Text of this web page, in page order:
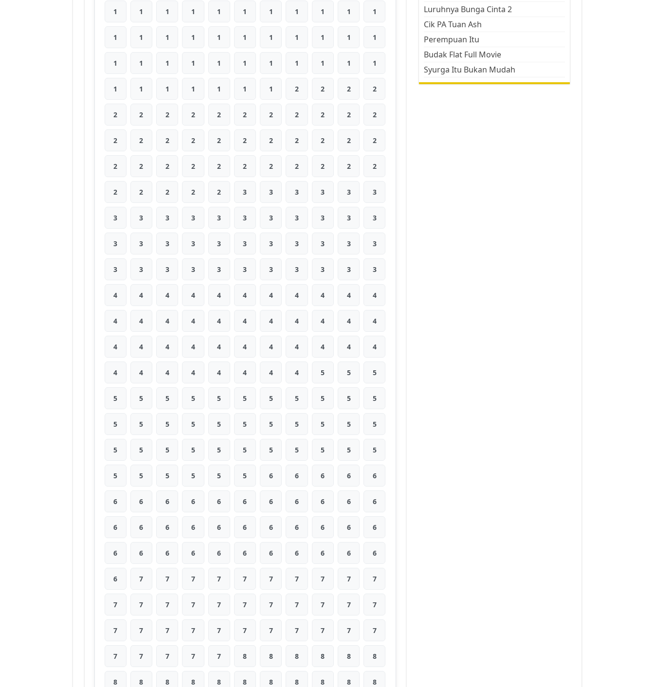
1 1 1 1 1 1 1 1 1 1 1
1 1 1 1 1 1 1 1 1 1 1
1 1 1 1 1 1 1 1 1 1 1
1 1 1 1 1 1 1 2 2 2 2
2 2 2 2 2 2 2 2 2 2 2
2 2 2 2 2 2 2 2 2 2 2
2 2 2 2 2 2 2 2 2 2 2
2 2 2 2 2 3 3 3 3 3 3
3 3 3 3 3 3 3 3 3 3 3
3 3 3 3 3 3 3 3 3 3 3
3 3 3 3 3 3 3 3 3 3 3
4 4 4 4 4 4 4 4 4 4 4
4 4 4 4 4 4 4 4 4 4 4
4 4 4 4 4 4 4 4 4 4 4
4 4 4 4 4 4 4 4 5 5 5
5 5 5 5 5 5 5 5 5 5 5
5 5 5 5 5 5 5 5 5 5 5
5 5 5 5 5 5 5 5 5 5 5
5 5 5 5 5 5 6 6 6 6 6
6 6 6 6 6 6 6 6 6 6 6
6 6 6 6 6 6 6 6 6 6 6
6 6 6 6 6 6 6 6 6 6 6
6 7 7 7 7 7 7 7 7 7 7
7 7 7 7 7 7 7 7 7 7 7
7 7 7 7 7 7 7 7 7 7 7
7 7 7 7 7 8 8 8 8 8 8
8 8 8 8 8 8 8 8 8 8 8
Luruhnya Bunga Cinta 2
Cik PA Tuan Ash
Perempuan Itu
Budak Flat Full Movie
Syurga Itu Bukan Mudah